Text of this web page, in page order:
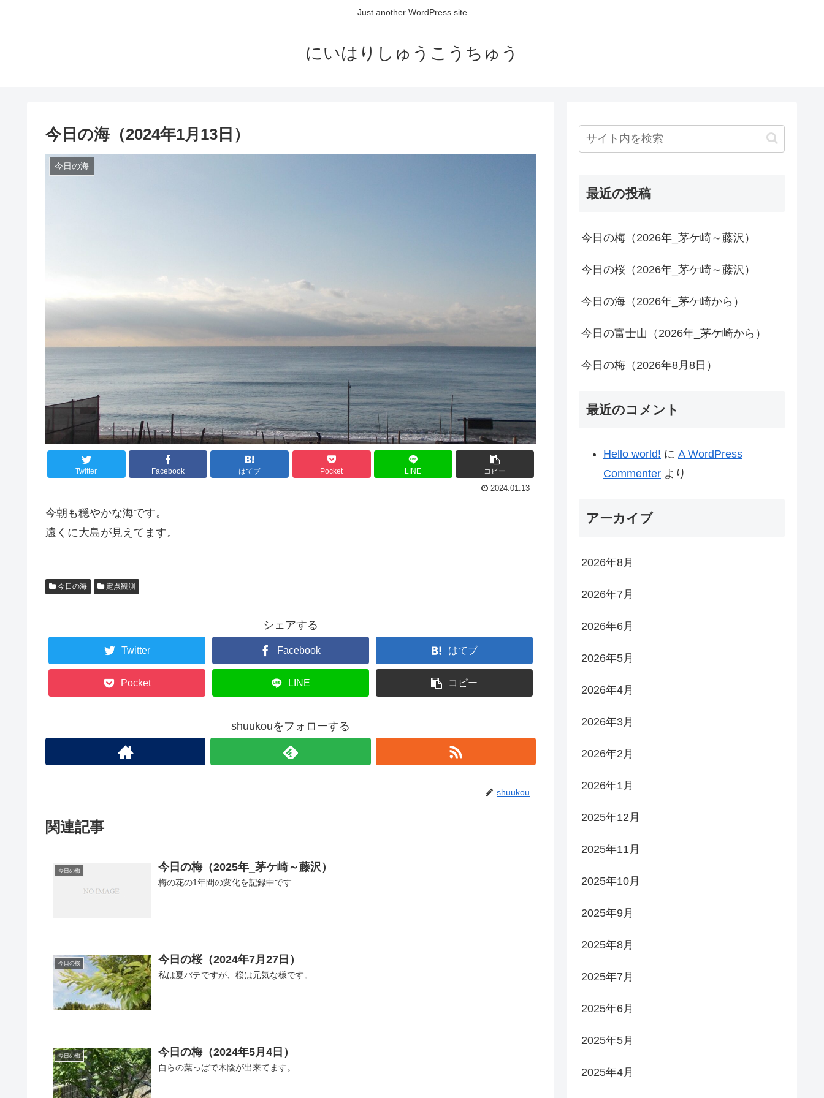
Just another WordPress site
にいはりしゅうこうちゅう
今日の海（2024年1月13日）
今日の海
Twitter Facebook はてブ Pocket LINE コピー
2024.01.13
今朝も穏やかな海です。
遠くに大島が見えてます。
今日の海 定点観測
シェアする
Twitter Facebook はてブ
Pocket LINE コピー
shuukouをフォローする
shuukou
関連記事
今日の梅 今日の梅（2025年_茅ケ崎～藤沢）
梅の花の1年間の変化を記録中です ...
今日の桜 今日の桜（2024年7月27日）
私は夏バテですが、桜は元気な様です。
今日の梅 今日の梅（2024年5月4日）
自らの葉っぱで木陰が出来てます。
最近の投稿
今日の梅（2026年_茅ケ崎～藤沢）
今日の桜（2026年_茅ケ崎～藤沢）
今日の海（2026年_茅ケ崎から）
今日の富士山（2026年_茅ケ崎から）
今日の梅（2026年8月8日）
最近のコメント
Hello world! に A WordPress
Commenter より
アーカイブ
2026年8月
2026年7月
2026年6月
2026年5月
2026年4月
2026年3月
2026年2月
2026年1月
2025年12月
2025年11月
2025年10月
2025年9月
2025年8月
2025年7月
2025年6月
2025年5月
2025年4月